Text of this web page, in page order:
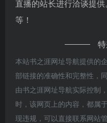
直播的站长进行洽谈提
等！
本站书之涯网址导航提供的
部链接的准确性和完整性，
由书之涯网址导航实际控制
时，该网页上的内容，都属
现违规，可以直接联系网站